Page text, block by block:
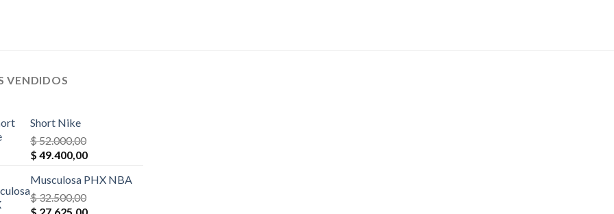
VENDIDOS
Short Nike
$52.000,00
El
original
era:
$ 49.400,00El
actual
Musculosa PHX NBA
$32.500,00
El
El